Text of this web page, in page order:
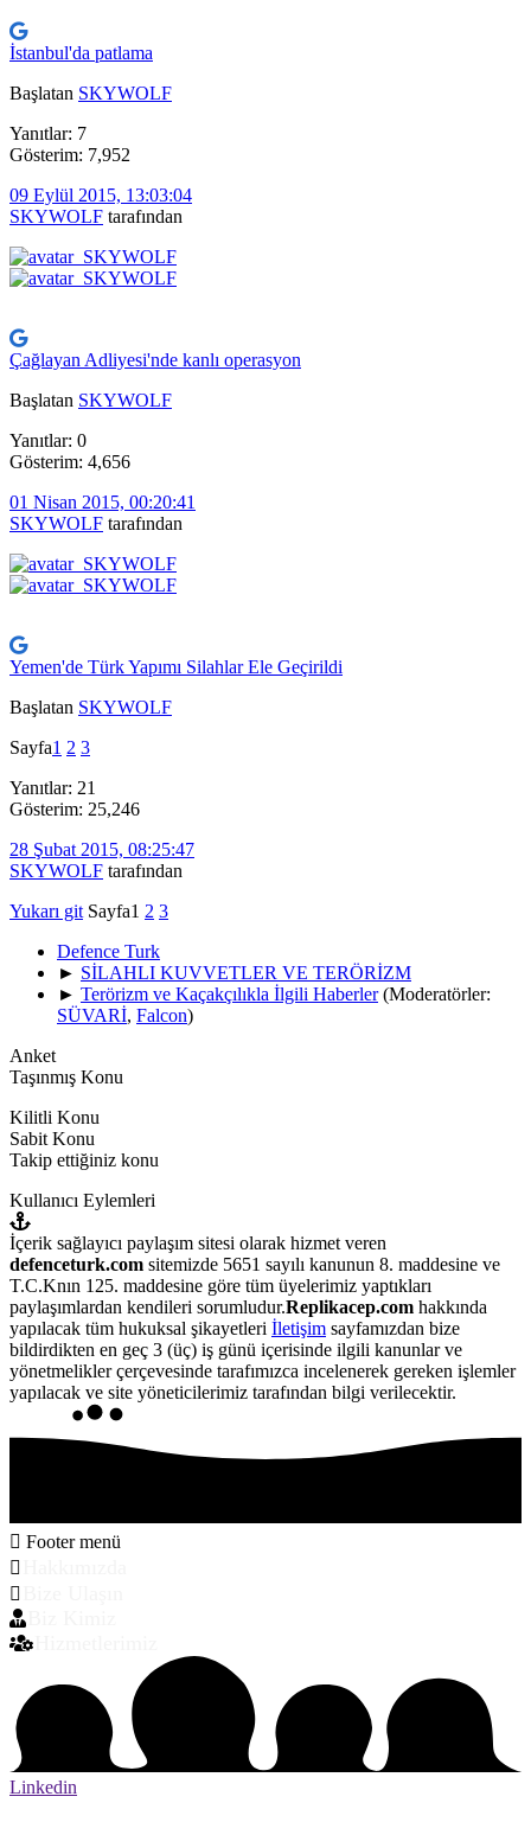
İstanbul'da patlama
Başlatan SKYWOLF
Yanıtlar: 7
Gösterim: 7,952
09 Eylül 2015, 13:03:04
SKYWOLF tarafından
Çağlayan Adliyesi'nde kanlı operasyon
Başlatan SKYWOLF
Yanıtlar: 0
Gösterim: 4,656
01 Nisan 2015, 00:20:41
SKYWOLF tarafından
Yemen'de Türk Yapımı Silahlar Ele Geçirildi
Başlatan SKYWOLF
Sayfa1 2 3
Yanıtlar: 21
Gösterim: 25,246
28 Şubat 2015, 08:25:47
SKYWOLF tarafından
Yukarı git Sayfa1 2 3
Defence Turk
► SİLAHLI KUVVETLER VE TERÖRİZM
► Terörizm ve Kaçakçılıkla İlgili Haberler (Moderatörler:
SÜVARİ, Falcon)
Anket
Taşınmış Konu
Kilitli Konu
Sabit Konu
Takip ettiğiniz konu
Kullanıcı Eylemleri
İçerik sağlayıcı paylaşım sitesi olarak hizmet veren
defenceturk.com sitemizde 5651 sayılı kanunun 8. maddesine ve
T.C.Knın 125. maddesine göre tüm üyelerimiz yaptıkları
paylaşımlardan kendileri sorumludur.Replikacep.com hakkında
yapılacak tüm hukuksal şikayetleri İletişim sayfamızdan bize
bildirdikten en geç 3 (üç) iş günü içerisinde ilgili kanunlar ve
yönetmelikler çerçevesinde tarafımızca incelenerek gereken işlemler
yapılacak ve site yöneticilerimiz tarafından bilgi verilecektir.
Footer menü
Linkedin